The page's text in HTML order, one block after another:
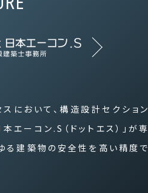
において、構造設計セクション
エーコン.S（ドットエス）」が専
る建築物の安全性を高い精度で